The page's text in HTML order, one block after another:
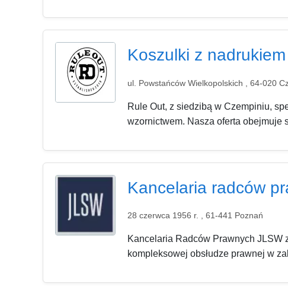
Koszulki z
ul. Powstańców Wielkopolskich , 64-020
Rule Out, z siedzibą w Czempiniu,
wzornictwem. Nasza oferta obejmuje
Kancelaria radców
28 czerwca 1956 r. , 61-441 Poznań
Kancelaria Radców Prawnych
kompleksowej obsłudze prawnej w